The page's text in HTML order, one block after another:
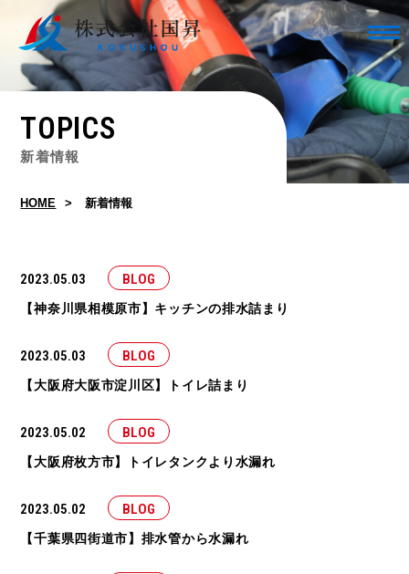
TOPICS
新着情報
HOME 新着情報
2023.05.03 BLOG
【神奈川県相模原市】キッチンの排水詰まり
2023.05.03 BLOG
【大阪府大阪市淀川区】トイレ詰まり
2023.05.02 BLOG
【大阪府枚方市】トイレタンクより水漏れ
2023.05.02 BLOG
【千葉県四街道市】排水管から水漏れ